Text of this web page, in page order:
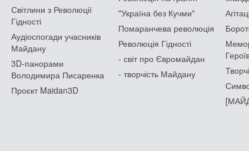
Світлини з Революції
Гідності
Аудіоспогади учасників
Майдану
3D-панорами
Володимира Писаренка
Проєкт Maidan3D
"Україна без Кучми"
Помаранчева революція
Революція Гідності
- світ про Євромайдан
- творчість Майдану